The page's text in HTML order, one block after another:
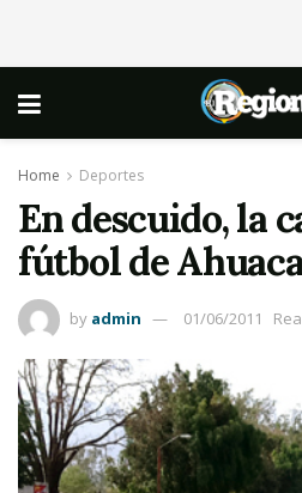
Home Deportes
En descuido, la
fútbol de
by admin 01/06/2011